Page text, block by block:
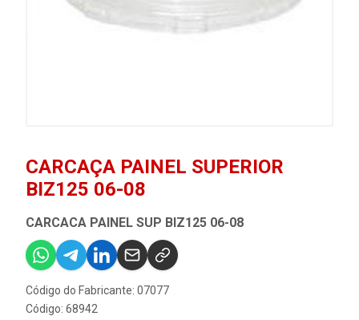
CARCAÇA PAINEL SUPERIOR
BIZ125 06-08
CARCACA PAINEL SUP BIZ125 06-08
Código do Fabricante: 07077
Código: 68942